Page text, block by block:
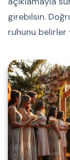
girebilsin.
ruhunu